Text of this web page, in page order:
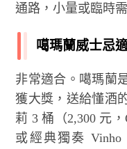
通路，小量或臨時
噶瑪蘭威士忌
非常適合。噶瑪蘭
獲大獎，送給懂酒
莉 3 桶（2,300 元
或經典獨奏 Vinho